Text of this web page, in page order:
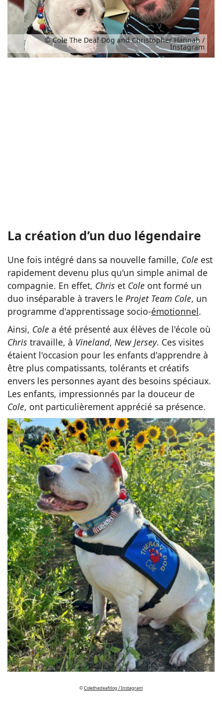
© Cole The Deaf Dog and Christopher Hannah /
Instagram
La création d’un duo légendaire
Une fois intégré dans sa nouvelle famille, Cole est
rapidement devenu plus qu'un simple animal de
compagnie. En effet, Chris et Cole ont formé un
duo inséparable à travers le Projet Team Cole, un
programme d'apprentissage socio-émotionnel.
Ainsi, Cole a été présenté aux élèves de l'école où
Chris travaille, à Vineland, New Jersey. Ces visites
étaient l'occasion pour les enfants d'apprendre à
être plus compatissants, tolérants et créatifs
envers les personnes ayant des besoins spéciaux.
Les enfants, impressionnés par la douceur de
Cole, ont particulièrement apprécié sa présence.
©Colethedeafdog / Instagram